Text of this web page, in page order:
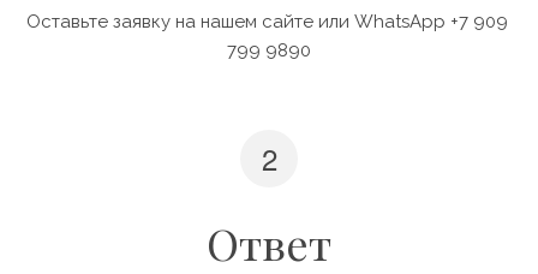
Оставьте заявку на нашем сайте или WhatsApp +7 909
799 9890
Ответ